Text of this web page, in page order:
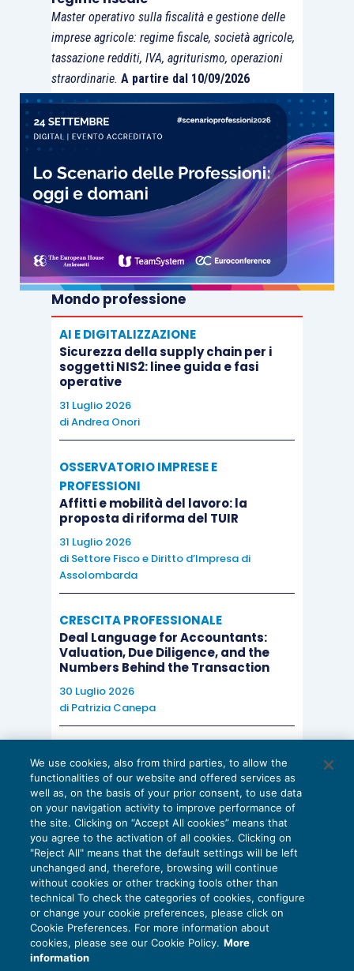
Master operativo sulla fiscalità e gestione delle
imprese agricole: regime fiscale, società agricole,
tassazione redditi, IVA, agriturismo, operazioni
straordinarie. A partire dal 10/09/2026
Mondo professione
AI E DIGITALIZZAZIONE
Sicurezza della supply chain per i
soggetti NIS2: linee guida e fasi
operative
31 Luglio 2026
diAndrea Onori
OSSERVATORIO IMPRESE E
PROFESSIONI
Affitti e mobilità del lavoro: la
proposta di riforma del TUIR
31 Luglio 2026
di Settore Fisco e Diritto d’Impresa di
Assolombarda
CRESCITA PROFESSIONALE
Deal Language for Accountants:
Valuation, Due Diligence, and the
Numbers Behind the Transaction
30 Luglio 2026
di Patrizia Canepa
EU AI Act e studi professionali: le
scadenze concrete
27 Luglio 2026
di Diego BarberieStefano Dovier
Privacy Policy
Cookie Policy
We use cookies, also from third parties, to allow the
functionalities of our website and offered services as
well as, on the basis of your prior consent, to use data
on your navigation activity to improve performance of
the site. Clicking on “Accept All cookies” means that
you agree to the activation of all cookies. Clicking on
"Reject All" means that the default settings will be left
unchanged and, therefore, browsing will continue
without cookies or other tracking tools other than
technical To check the categories of cookies, configure
or change your cookie preferences, please click on
Cookie Preferences. For more information about
cookies, please see our Cookie Policy. More
information